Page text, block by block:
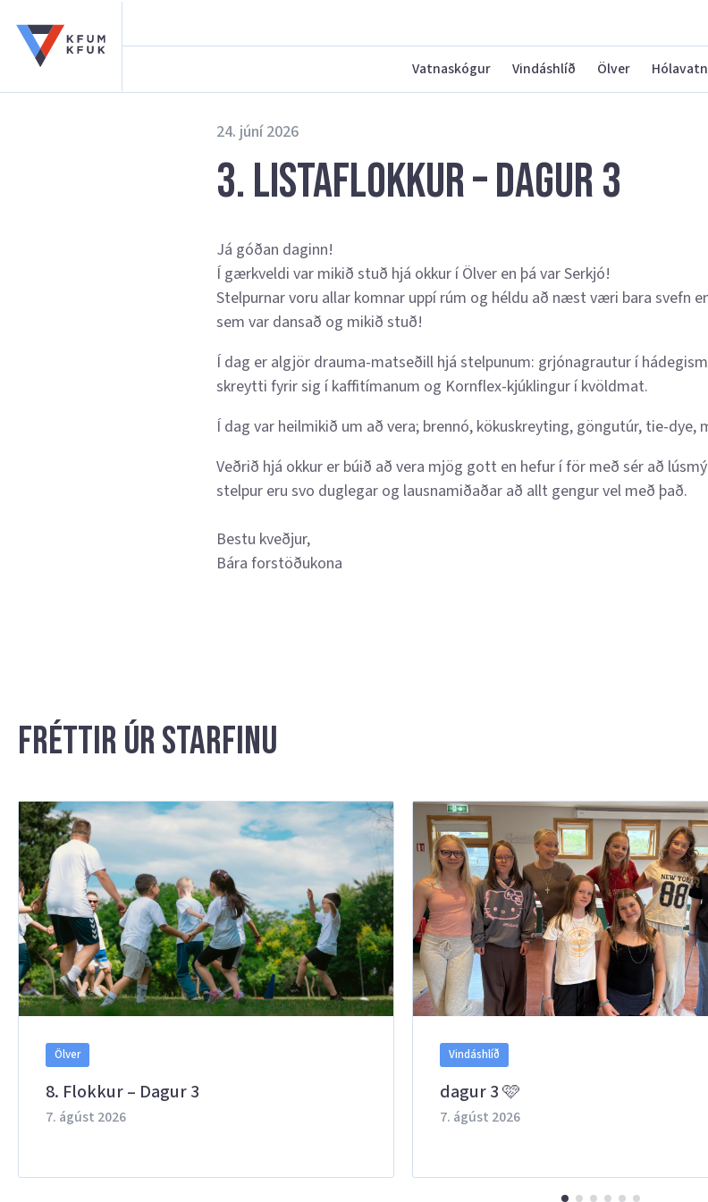
Vatnaskógur Vindáshlíð Ölver Hólavatn
24. júní 2026
3. Listaflokkur – Dagur 3
Já góðan daginn!
Í gærkveldi var mikið stuð hjá okkur í Ölver en þá var Serkjó!
Stelpurnar voru allar komnar uppí rúm og héldu að næst væri bara svefn
sem var dansað og mikið stuð!
Í dag er algjör drauma-matseðill hjá stelpunum: grjónagrautur í
skreytti fyrir sig í kaffitímanum og Kornflex-kjúklingur í kvöldmat.
Í dag var heilmikið um að vera; brennó, kökuskreyting, göngutúr, tie-
Veðrið hjá okkur er búið að vera mjög gott en hefur í för með sér að
stelpur eru svo duglegar og lausnamiðaðar að allt gengur vel með það.
Bestu kveðjur,
Bára forstöðukona
Fréttir úr starfinu
Ölver
8. Flokkur – Dagur 3
7. ágúst 2026
Vindáshlíð
dagur 3 🩷
7. ágúst 2026